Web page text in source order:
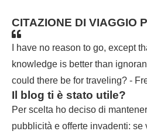
CITAZIONE DI VIAGGIO
I have no reason to go, except
knowledge is better than
could there be for traveling? -
Il blog ti è stato utile?
Per scelta ho deciso di
pubblicità e offerte invadenti: se